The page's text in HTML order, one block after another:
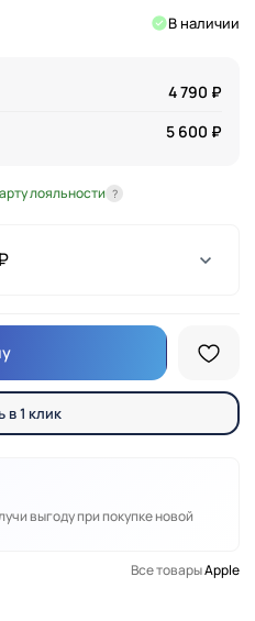
В наличии
4 790 ₽
5 600 ₽
лояльности ?
в 1 клик
выгоду при покупке новой
Все товарыApple